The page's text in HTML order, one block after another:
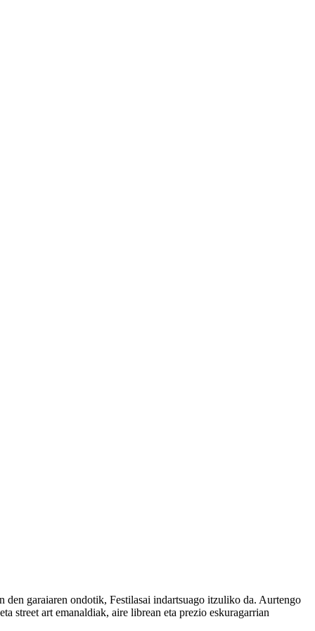
garaiaren ondotik, Festilasai indartsuago itzuliko da. Aurtengo
street art emanaldiak, aire librean eta prezio eskuragarrian